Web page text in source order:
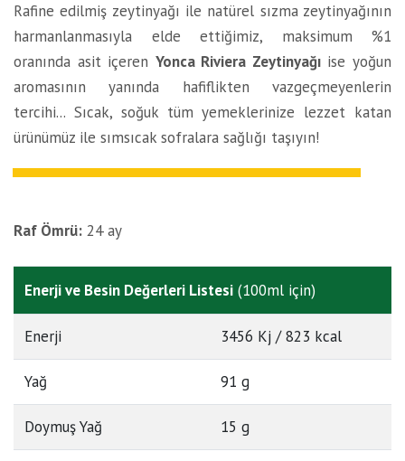
Rafine edilmiş zeytinyağı ile natürel sızma zeytinyağının
harmanlanmasıyla elde ettiğimiz, maksimum %1
oranında asit içeren Yonca Riviera Zeytinyağıise yoğun
aromasının yanında hafiflikten vazgeçmeyenlerin
tercihi... Sıcak, soğuk tüm yemeklerinize lezzet katan
ürünümüz ile sımsıcak sofralara sağlığı taşıyın!
Raf Ömrü: 24 ay
Enerji ve Besin Değerleri Listesi (100ml için)
Enerji 3456 Kj / 823 kcal
Yağ 91 g
Doymuş Yağ 15 g